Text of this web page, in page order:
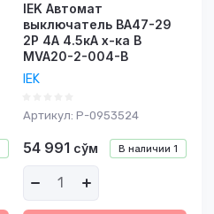
IEK Автомат
выключатель ВА47-29
2Р 4А 4.5кА х-ка В
MVA20-2-004-B
IEK
Артикул: P-0953524
В наличии 1
54 991 сўм